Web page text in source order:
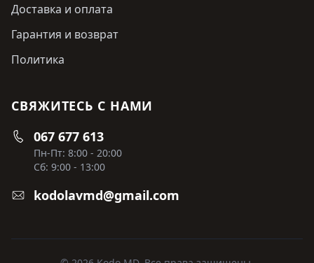
Доставка и оплата
Гарантия и возврат
Политика
СВЯЖИТЕСЬ С НАМИ
067 677 613
Пн-Пт: 8:00 - 20:00
Сб: 9:00 - 13:00
kodolavmd@gmail.com